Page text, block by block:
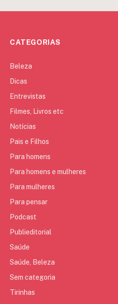
CATEGORIAS
Beleza
Dicas
Entrevistas
Filmes, Livros etc
Notícias
Pais e Filhos
Para homens
Para homens e mulheres
Para mulheres
Para pensar
Podcast
Publieditorial
Saúde
Saúde, Beleza
Sem categoria
Tirinhas